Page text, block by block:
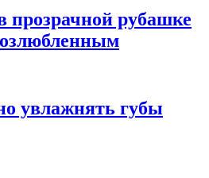
прозрачной рубашке
увлажнять губы